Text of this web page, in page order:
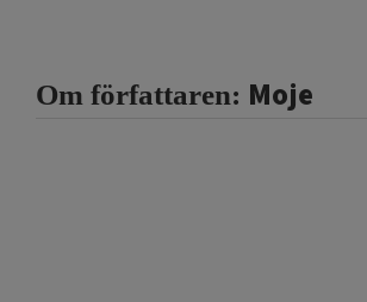
Om författaren: Moje